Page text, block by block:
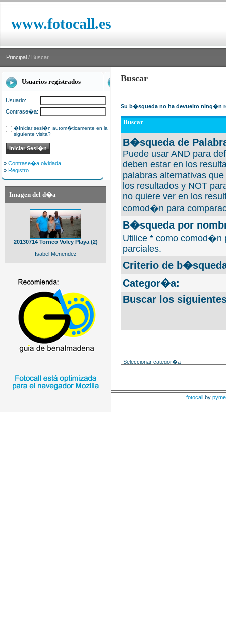
www.fotocall.es
Principal / Buscar
Usuarios registrados
Usuario:
Contrase�a:
�Iniciar sesi�n autom�ticamente en la
siguiente visita?
» Contrase�a olvidada
» Registro
Imagen del d�a
20130714 Torneo Voley Playa (2)
Isabel Menendez
Buscar
Su b�squeda no ha devuelto ning�n
Buscar
B�squeda de
Puede usar AND para
deben estar en los
palabras alternativas
los resultados y NOT
no quiere ver en los
comod�n para
B�squeda por
Utilice * como comod�n
parciales.
Criterio de
Categor�a:
Buscar los
fotocall by